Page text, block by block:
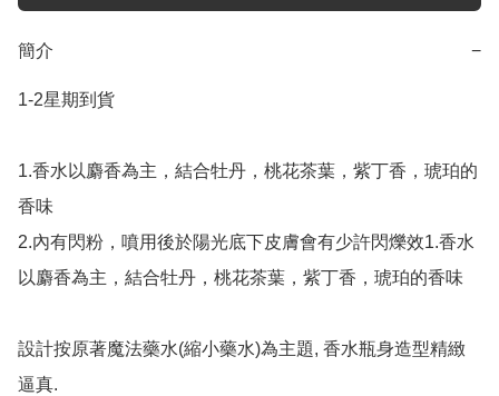
簡介 −
1-2星期到貨
1.香水以麝香為主，結合牡丹，桃花茶葉，紫丁香，琥珀的
香味
2.內有閃粉，噴用後於陽光底下皮膚會有少許閃爍效1.香水
以麝香為主，結合牡丹，桃花茶葉，紫丁香，琥珀的香味
設計按原著魔法藥水(縮小藥水)為主題, 香水瓶身造型精緻
逼真.